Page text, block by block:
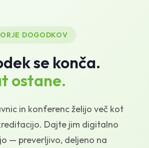
DOGODKOV
se konča.
ostane.
in konferenc želijo več kot
Dajte jim digitalno
— preverljivo, deljeno na